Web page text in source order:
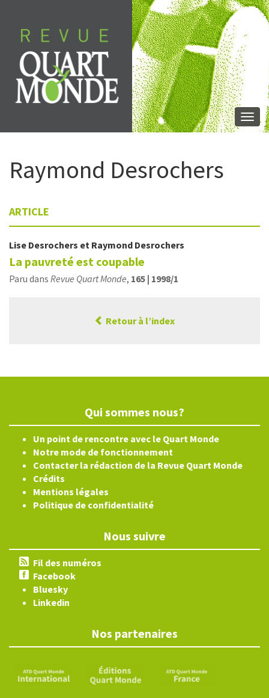
contenu
Raymond Desrochers
ARTICLE
Lise Desrochers et Raymond Desrochers
La pauvreté est coupable
Paru dans Revue Quart Monde, 165 | 1998/1
Retour à l’index
Qui sommes nous?
Un point de rencontre avec le Quart Monde
Notre mode de fonctionnement
Contacter la rédaction de la Revue Quart Monde
Crédits
Mentions légales
Politique de confidentialité
Nous suivre
Fil des numéros
Facebook
Bluesky
Linkedin
Nos partenaires